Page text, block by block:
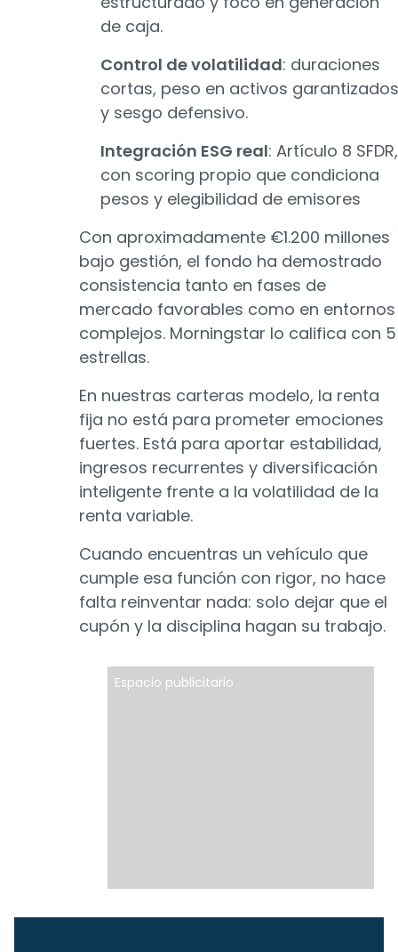
de caja.
Control de volatilidad: duraciones
cortas, peso en activos garantizados
y sesgo defensivo.
Integración ESG real: Artículo 8 SFDR,
con scoring propio que condiciona
pesos y elegibilidad de emisores
Con aproximadamente €1.200 millones
bajo gestión, el fondo ha demostrado
consistencia tanto en fases de
mercado favorables como en entornos
complejos. Morningstar lo califica con 5
estrellas.
En nuestras carteras modelo, la renta
fija no está para prometer emociones
fuertes. Está para aportar estabilidad,
ingresos recurrentes y diversificación
inteligente frente a la volatilidad de la
renta variable.
Cuando encuentras un vehículo que
cumple esa función con rigor, no hace
falta reinventar nada: solo dejar que el
cupón y la disciplina hagan su trabajo.
Espacio publicitario